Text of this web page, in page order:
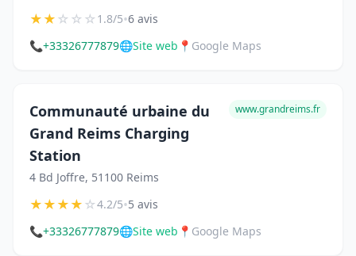
★★☆☆☆1.8/5•6 avis
📞+33326777879🌐Site web 📍 Google Maps
Communauté urbaine du
Grand Reims Charging
Station
4 Bd Joffre, 51100 Reims
www.grandreims.fr
★★★★☆4.2/5•5 avis
📞+33326777879🌐Site web 📍 Google Maps